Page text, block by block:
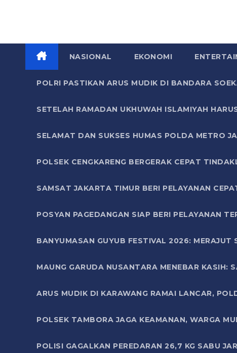
NASIONAL EKONOMI
POLRI PASTIKAN ARUS MUDIK DI BANDARA
SETELAH RAMADAN UKHUWAH ISLAMIYAH
SELAMAT DAN SUKSES HUMAS POLDA METRO
POLSEK CENGKARENG BERGERAK CEPAT
SAMSAT JAKARTA TIMUR BERI PELAYANAN
POSYAN PAGEDANGAN SIAP BERI PELAYANAN
BANYUMASAN GUYUB FESTIVAL 2026:
MAUNG GARUDA NUSANTARA MENEBAR KASIH:
ARUS MUDIK DI KARAWANG RAMAI LANCAR,
POLSEK TAMBORA JAGA KEAMANAN, WARGA
POLISI GAGALKAN PEREDARAN 26,7 KG SABU